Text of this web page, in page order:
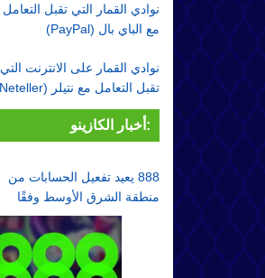
نوادي القمار التي تقبل التعامل
مع الباي بال (PayPal)
نوادي القمار على الانترنت التي
تقبل التعامل مع نتيلر (Neteller)
أخبار الكازينو:
888 يعيد تفعيل الحسابات من
منطقة الشرق الأوسط وفقًا
لقواعد الامتثال